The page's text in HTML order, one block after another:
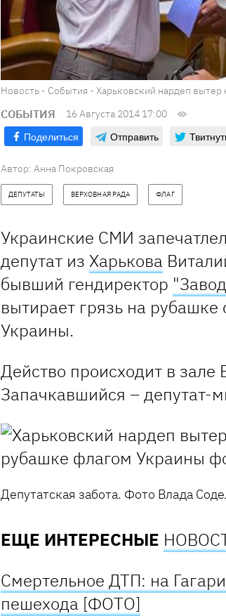
Новость - События - Харьковский нардеп
СОБЫТИЯ 16 Августа 2014 17:00
Поделиться Отправить
Автор: Анна Покровская
ДЕПУТАТЫ ВЕРХОВНАЯ РАДА ФЛАГ
Украинские СМИ
депутат из Харькова
бывший гендиректор
вытирает грязь на рубашке
Украины.
Действо происходит в
Запачкавшийся – депутат-
Депутатская забота. Фото Влада
ЕЩЕ ИНТЕРЕСНЫЕ
Смертельное ДТП: на
пешехода [ФОТО]